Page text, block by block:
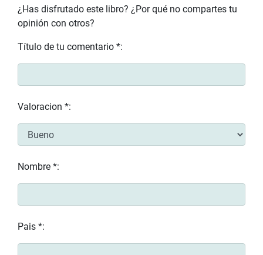
¿Has disfrutado este libro? ¿Por qué no compartes tu
opinión con otros?
Título de tu comentario *:
Valoracion *:
Nombre *:
Pais *: